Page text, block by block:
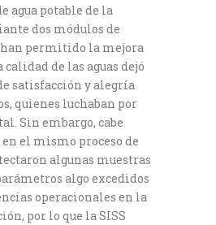
agua potable de la
dos módulos de
han permitido la mejora
de las aguas dejó
satisfacción y alegría
quienes luchaban por
Sin embargo, cabe
el mismo proceso de
algunas muestras
algo excedidos
operacionales en la
por lo que la SISS